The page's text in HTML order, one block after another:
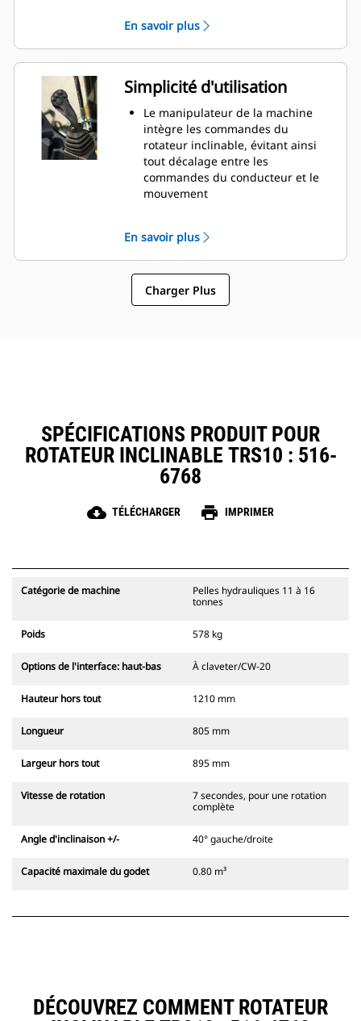
permettent de changer
d'équipement en quelques
secondes
Effectuez plus de tâches avec
moins d'équipement et de
machines
En savoir plus
Simplicité d'utilisation
Le manipulateur de la machine
intègre les commandes du
rotateur inclinable, évitant ainsi
tout décalage entre les
commandes du conducteur et le
mouvement
engrenages constamment
lubrifiés, augmentant ainsi la
durée de vie du rotor
Le système de lubrification dispose
d'un point de graissage, qui peut
En savoir plus
Charger Plus
SPÉCIFICATIONS PRODUIT POUR
ROTATEUR INCLINABLE TRS10 : 516-
6768
cloud_download TÉLÉCHARGER print IMPRIMER
Catégorie de machine
Pelles hydrauliques 11 à 16
tonnes
Poids 578 kg
Options de l'interface: haut-bas À claveter/CW-20
Hauteur hors tout 1210 mm
Longueur 805 mm
Largeur hors tout 895 mm
Vitesse de rotation
7 secondes, pour une rotation
complète
Angle d'inclinaison +/- 40° gauche/droite
Capacité maximale du godet 0.80 m³
DÉCOUVREZ COMMENT ROTATEUR